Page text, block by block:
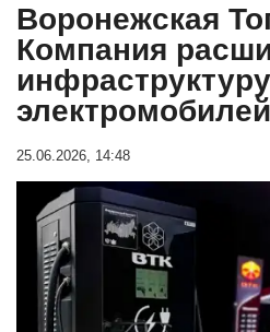
Воронежская
Компания
электромобилей
25.06.2026, 14:48